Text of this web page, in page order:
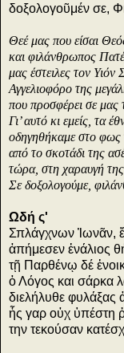
δοξολογοῦμέν σε,
Θεέ μας που είσαι
και φιλάνθρωπος
μας έστειλες τον
Αγγελιοφόρο της
που προσφέρει σε μας
Γι’ αυτό κι εμείς, τα
οδηγηθήκαμε στο φως
από το σκοτάδι της
τώρα, στη χαραυγή
Σε δοξολογούμε,
Ωδή ς'
Σπλάγχνων Ἰωνᾶν,
ἀπήμεσεν ἐνάλιος
τῇ Παρθένῳ δέ
ὁ Λόγος και σάρκα
διελήλυθε φυλάξας
ἧς γαρ οὐχ ὑπέστη
την τεκούσαν